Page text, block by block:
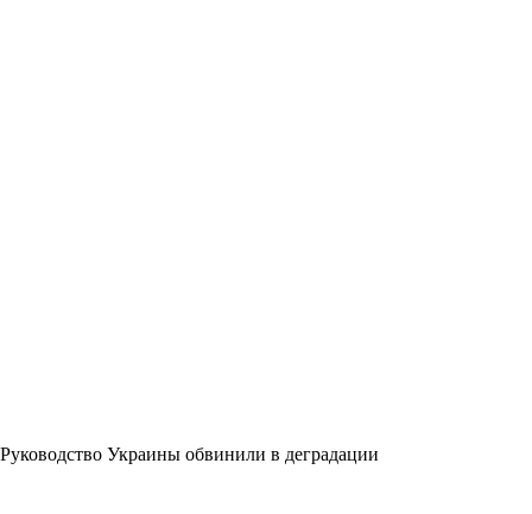
Руководство Украины обвинили в деградации